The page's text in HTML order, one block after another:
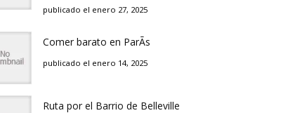
publicado el enero 27, 2025
Comer barato en ParÃ­s
publicado el enero 14, 2025
Ruta por el Barrio de Belleville